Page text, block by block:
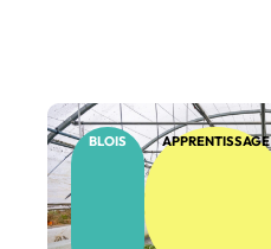
BLOIS APPRENTISSAGE